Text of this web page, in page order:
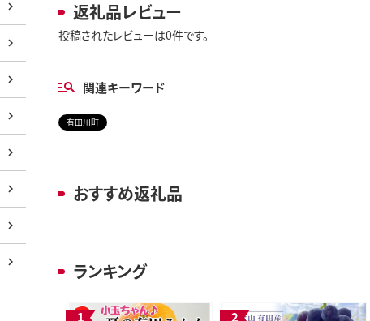
返礼品レビュー
投稿されたレビューは0件です。
関連キーワード
有田川町
おすすめ返礼品
ランキング